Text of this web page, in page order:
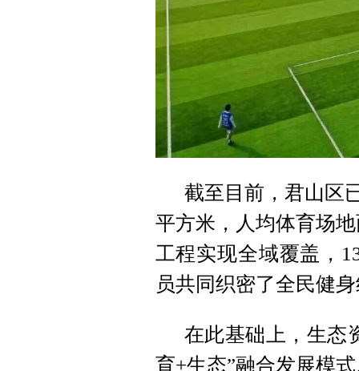
截至目前，君山区
平方米，人均体育场
工程实现全域覆盖，
员共同织密了全民健
在此基础上，生态
育+生态”融合发展模